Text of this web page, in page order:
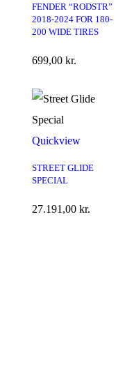
FENDER “RODSTR”
2018-2024 FOR 180-
200 WIDE TIRES
699,00 kr.
Quickview
STREET GLIDE
SPECIAL
27.191,00 kr.